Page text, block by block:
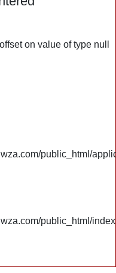
on value of type null
public_html/
public_html/